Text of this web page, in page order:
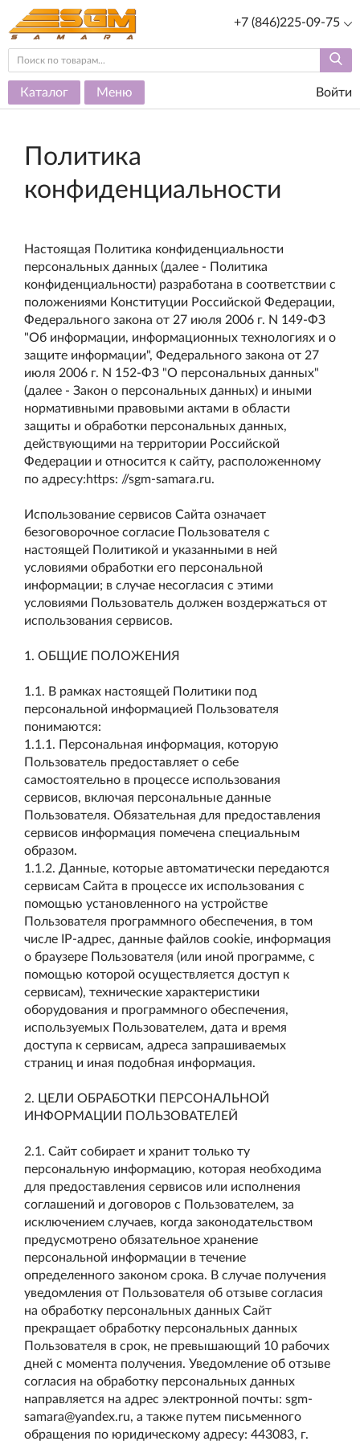
+7 (846)225-09-75
Каталог Меню Войти
Политика
конфиденциальности
Настоящая Политика конфиденциальности
персональных данных (далее - Политика
конфиденциальности) разработана в соответствии с
положениями Конституции Российской Федерации,
Федерального закона от 27 июля 2006 г. N 149-ФЗ
"Об информации, информационных технологиях и о
защите информации", Федерального закона от 27
июля 2006 г. N 152-ФЗ "О персональных данных"
(далее - Закон о персональных данных) и иными
нормативными правовыми актами в области
защиты и обработки персональных данных,
действующими на территории Российской
Федерации и относится к сайту, расположенному
по адресу:https: //sgm-samara.ru.
Использование сервисов Сайта означает
безоговорочное согласие Пользователя с
настоящей Политикой и указанными в ней
условиями обработки его персональной
информации; в случае несогласия с этими
условиями Пользователь должен воздержаться от
использования сервисов.
1. ОБЩИЕ ПОЛОЖЕНИЯ
1.1. В рамках настоящей Политики под
персональной информацией Пользователя
понимаются:
1.1.1. Персональная информация, которую
Пользователь предоставляет о себе
самостоятельно в процессе использования
сервисов, включая персональные данные
Пользователя. Обязательная для предоставления
сервисов информация помечена специальным
образом.
1.1.2. Данные, которые автоматически передаются
сервисам Сайта в процессе их использования с
помощью установленного на устройстве
Пользователя программного обеспечения, в том
числе IP-адрес, данные файлов cookie, информация
о браузере Пользователя (или иной программе, с
помощью которой осуществляется доступ к
сервисам), технические характеристики
оборудования и программного обеспечения,
используемых Пользователем, дата и время
доступа к сервисам, адреса запрашиваемых
страниц и иная подобная информация.
2. ЦЕЛИ ОБРАБОТКИ ПЕРСОНАЛЬНОЙ
ИНФОРМАЦИИ ПОЛЬЗОВАТЕЛЕЙ
2.1. Сайт собирает и хранит только ту
персональную информацию, которая необходима
для предоставления сервисов или исполнения
соглашений и договоров с Пользователем, за
исключением случаев, когда законодательством
предусмотрено обязательное хранение
персональной информации в течение
определенного законом срока. В случае получения
уведомления от Пользователя об отзыве согласия
на обработку персональных данных Сайт
прекращает обработку персональных данных
Пользователя в срок, не превышающий 10 рабочих
дней с момента получения. Уведомление об отзыве
согласия на обработку персональных данных
направляется на адрес электронной почты: sgm-
samara@yandex.ru, а также путем письменного
обращения по юридическому адресу: 443083, г.